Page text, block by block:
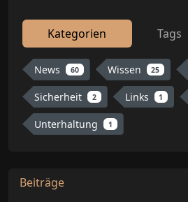
Kategorien Tags
News 60 Wissen 25
Sicherheit 2 Links 1
Unterhaltung 1
Beiträge